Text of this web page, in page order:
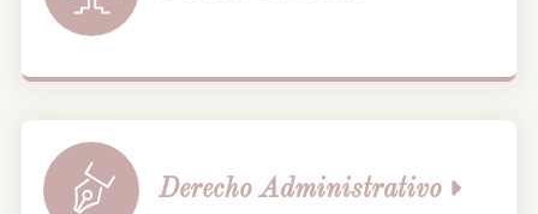
DerechoAdministrativo